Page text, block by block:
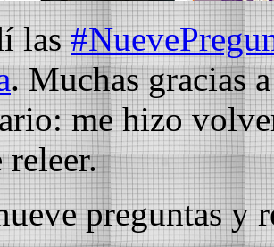
las#
. Muchas gracias
me hizo
releer.
preguntas y